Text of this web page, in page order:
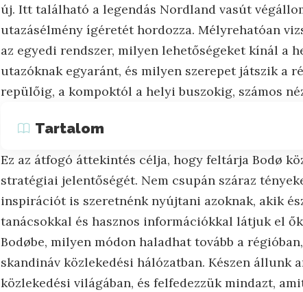
új. Itt található a legendás Nordland vasút
utazásélmény ígéretét hordozza. Mélyrehatóan
az egyedi rendszer, milyen lehetőségeket kínál a
utazóknak egyaránt, és milyen szerepet játszik a
repülőig, a kompoktól a helyi buszokig, számos
Tartalom
Ez az átfogó áttekintés célja, hogy feltárja Bodø
stratégiai jelentőségét. Nem csupán száraz
inspirációt is szeretnénk nyújtani azoknak, akik
tanácsokkal és hasznos információkkal látjuk el
Bodøbe, milyen módon haladhat tovább a
skandináv közlekedési hálózatban. Készen állunk
közlekedési világában, és felfedezzük mindazt,